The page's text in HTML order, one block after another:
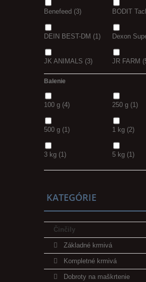
Benefeed (3) BODIT
DEIN BEST-DM (1) Dexon
JK ANIMALS (3) JR FARM
Vitakraft Vitapol (2)
Žravá Mrška SK
Balenie
100 g (4) 250 g (1)
500 g (1) 1 kg (2)
3 kg (1) 5 kg (1)
KATEGÓRIE
Činčily
Základné krmivá
Kompletné krmivá
Dobroty na maškrtenie